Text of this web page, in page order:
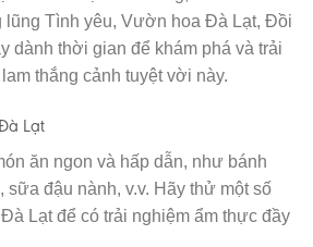
lũng Tình yêu, Vườn hoa Đà Lạt, Đồi
dành thời gian để khám phá và trải
thắng cảnh tuyệt vời này.
Lạt
ăn ngon và hấp dẫn, như bánh
sữa đậu nành, v.v. Hãy thử một số
Lạt để có trải nghiệm ẩm thực đầy